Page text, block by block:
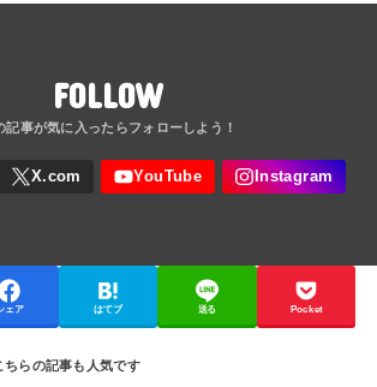
FOLLOW
ェア はてブ 送る Pocket